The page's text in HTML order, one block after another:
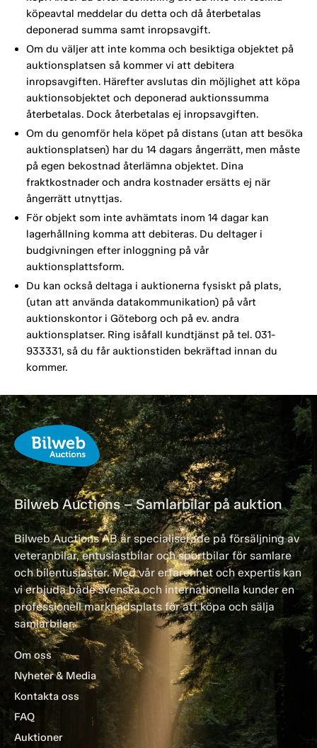
köpeavtal meddelar du detta och då återbetalas
deponerad summa samt inropsavgift.
Om du väljer att inte komma och besiktiga objektet på
auktionsplatsen så kommer vi att debitera
inropsavgiften. Härefter avslutas din möjlighet att köpa
auktionsobjektet och deponerad auktionssumma
återbetalas. Dock återbetalas ej inropsavgiften.
Om du genomför hela köpet på distans (utan att besöka
auktionsplatsen) har du 14 dagars ångerrätt, men måste
på egen bekostnad återlämna objektet. Dina
fraktkostnader och andra kostnader ersätts ej när
ångerrätt utnyttjas.
För objekt som inte avhämtats inom 14 dagar kan
lagerhållning komma att debiteras. Du deltager i
budgivningen efter inloggning på vår
auktionsplattsform.
Du kan också deltaga i auktionerna fysiskt på plats,
(utan att använda datakommunikation) på vårt
auktionskontor i Göteborg och på ev. andra
auktionsplatser. Ring isåfall kundtjänst på tel. 031-
933331, så du får auktionstiden bekräftad innan du
kommer.
Bilweb Auctions – Samlarbilar på auktion
Bilweb Auctions AB är specialiserade på försäljning av
veteranbilar, entusiastbilar och sportbilar för samlare
och bilentusiaster. Med vår erfarenhet och expertis kan
vi erbjuda både svenska och internationella kunder en
professionell marknadsplats för att köpa och sälja
samlarbilar.
Om oss
Nyheter & Media
Kontakta oss
FAQ
Auktioner